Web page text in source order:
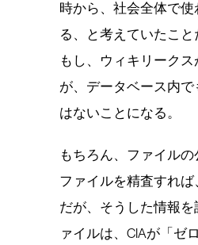
時から、社会全体で
る、と考えていたこ
もし、ウィキリーク
が、データベース内
はないことになる。
もちろん、ファイル
ファイルを精査すれ
だが、そうした情報
ァイルは、CIAが「ゼ